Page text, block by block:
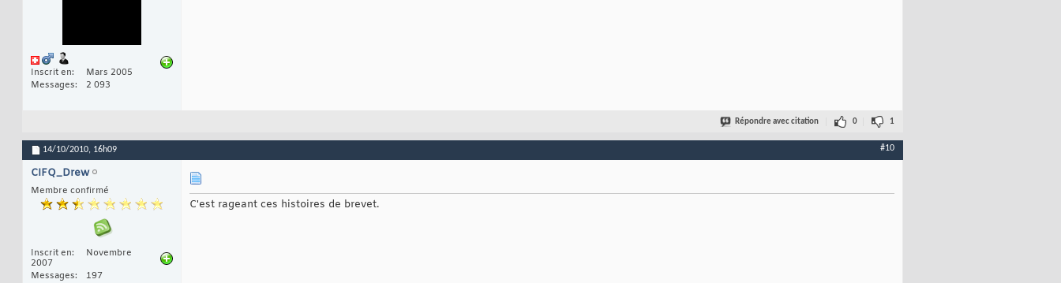
Inscrit en
Mars 2005
Messages
2 093
Répondre avec citation 0 1
14/10/2010, 16h09 #10
CIFQ_Drew
Membre confirmé
Inscrit en
Novembre
2007
Messages
197
C'est rageant ces histoires de brevet.